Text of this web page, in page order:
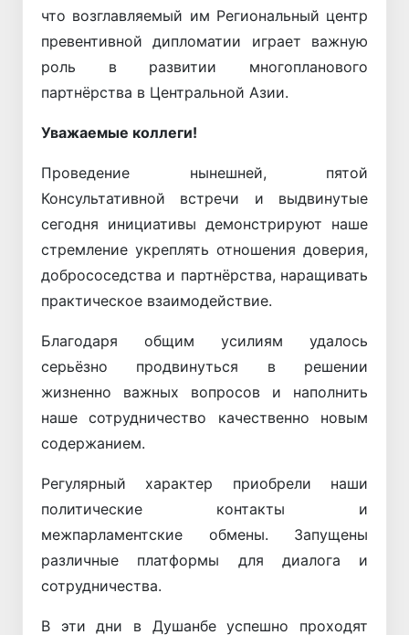
что возглавляемый им Региональный центр
превентивной дипломатии играет важную
роль в развитии многопланового
партнёрства в Центральной Азии.
Уважаемые коллеги!
Проведение нынешней, пятой
Консультативной встречи и выдвинутые
сегодня инициативы демонстрируют наше
стремление укреплять отношения доверия,
добрососедства и партнёрства, наращивать
практическое взаимодействие.
Благодаря общим усилиям удалось
серьёзно продвинуться в решении
жизненно важных вопросов и наполнить
наше сотрудничество качественно новым
содержанием.
Регулярный характер приобрели наши
политические контакты и
межпарламентские обмены. Запущены
различные платформы для диалога и
сотрудничества.
В эти дни в Душанбе успешно проходят